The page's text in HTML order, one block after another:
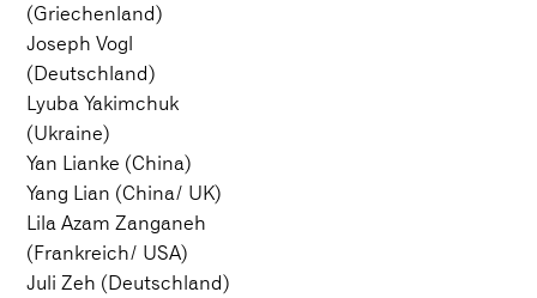
(Griechenland)
Joseph Vogl
(Deutschland)
Lyuba Yakimchuk
(Ukraine)
Yan Lianke (China)
Yang Lian (China/ UK)
Lila Azam Zanganeh
(Frankreich/ USA)
Juli Zeh (Deutschland)